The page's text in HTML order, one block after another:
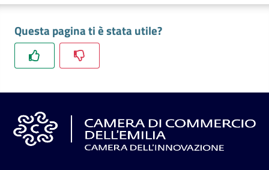
Promuovere
l'impresa
e
Tutelare
Questa pagina ti è stata utile?